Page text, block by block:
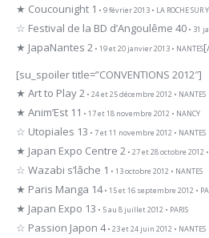
★ Coucounight 1 • 9 février 2013 • LA ROCHE SUR
☆ Festival de la BD d’Angoulême 40 • 31
★ JapaNantes 2 • 19 et 20 janvier 2013 • NANTES
[su_spoiler title=”CONVENTIONS 2012″]
★ Art to Play 2 • 24 et 25 décembre 2012 • NANTES
★ Anim’Est 11 • 17 et 18 novembre 2012 • NANCY
☆ Utopiales 13 • 7 et 11 novembre 2012 • NANTES
★ Japan Expo Centre 2 • 27 et 28 octobre 2012 •
☆ Wazabi s’lâche 1 • 13 octobre 2012 • NANTES
★ Paris Manga 14• 15 et 16 septembre 2012 •
★ Japan Expo 13 • 5 au 8 juillet 2012 • PARIS
☆ Passion Japon 4• 23 et 24 juin 2012 • NANTES